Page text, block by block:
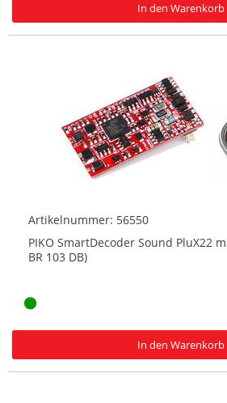
In den Warenkorb
Artikelnummer: 56550
PIKO SmartDecoder Sound PluX22
BR 103 DB)
In den Warenkorb